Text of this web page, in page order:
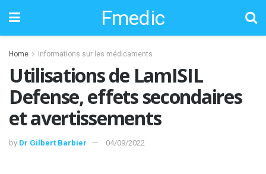
Fmedic
Home Informations sur les médicaments
Utilisations de LamISIL
Defense, effets secondaires
et avertissements
by Dr Gilbert Barbier 04/09/2022